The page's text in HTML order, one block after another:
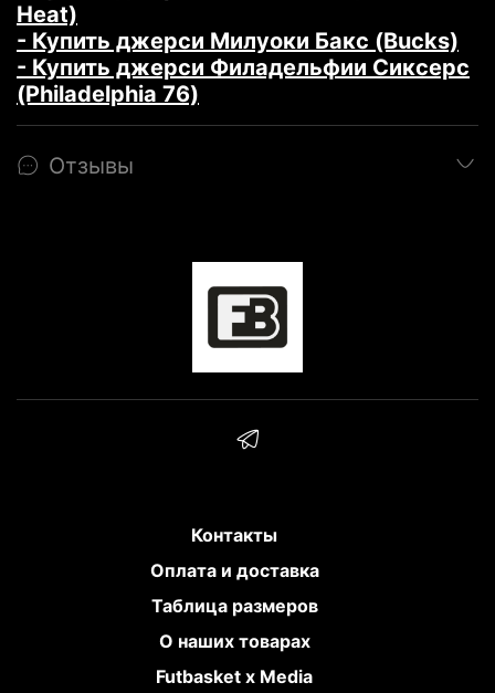
Heat)
- Купить джерси Милуоки Бакс (Bucks)
- Купить джерси Филадельфии Сиксерс
(Philadelphia 76)
Отзывы
Контакты
Оплата и доставка
Таблица размеров
О наших товарах
Futbasket x Media